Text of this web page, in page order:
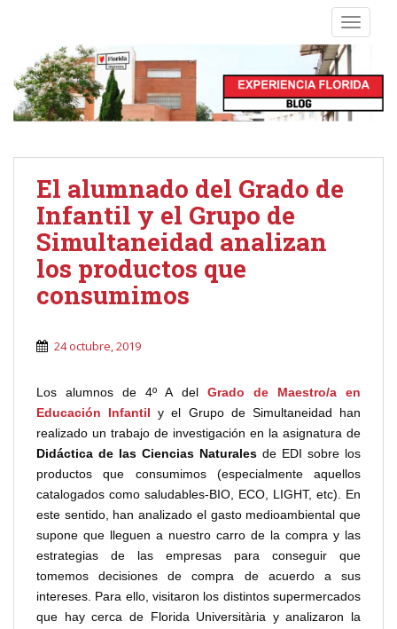
El alumnado del Grado de
Infantil y el Grupo de
Simultaneidad analizan
los productos que
consumimos
24 octubre, 2019
Los alumnos de 4º A del Grado de Maestro/a en
Educación Infantil y el Grupo de Simultaneidad han
realizado un trabajo de investigación en la asignatura de
Didáctica de las Ciencias Naturales de EDI sobre los
productos que consumimos (especialmente aquellos
catalogados como saludables-BIO, ECO, LIGHT, etc). En
este sentido, han analizado el gasto medioambiental que
supone que lleguen a nuestro carro de la compra y las
estrategias de las empresas para conseguir que
tomemos decisiones de compra de acuerdo a sus
intereses. Para ello, visitaron los distintos supermercados
que hay cerca de Florida Universitària y analizaron la